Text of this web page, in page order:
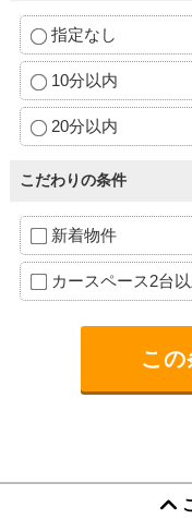
指定なし
10分以内
20分以内
こだわりの条件
新着物件
カースペース2台